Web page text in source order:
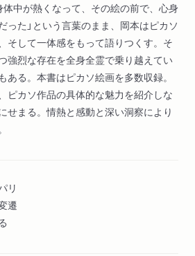
体中が熱くなって、その絵の前で、心身
った」という言葉のまま、岡本はピカソ
そして一体感をもって語りつくす。そ
強烈な存在を全身全霊で乗り越えてい
ある。本書はピカソ絵画を多数収録。
ピカソ作品の具体的な魅力を紹介しな
せまる。情熱と感動と深い洞察により
リ
遷